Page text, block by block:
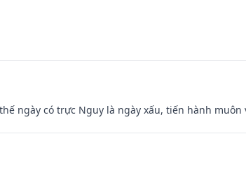
ngày có trực Nguy là ngày xấu, tiến hành muôn